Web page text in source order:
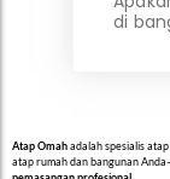
di
Atap Omahadalah spesialis
atap rumah dan bangunan